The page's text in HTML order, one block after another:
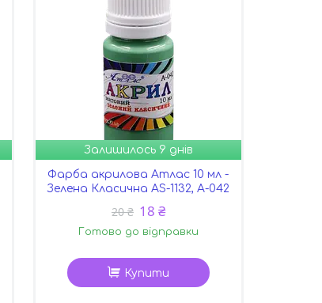
Залишилось 9 днів
Фарба акрилова Атлас 10 мл -
Зелена Класична AS-1132, А-042
20 ₴ 18 ₴
Готово до відправки
Купити